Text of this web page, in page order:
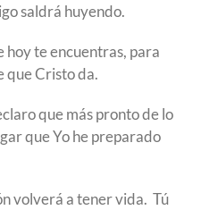
saldrá huyendo.
hoy te encuentras, para
que Cristo da.
que más pronto de lo
que Yo he preparado
volverá a tener vida. Tú